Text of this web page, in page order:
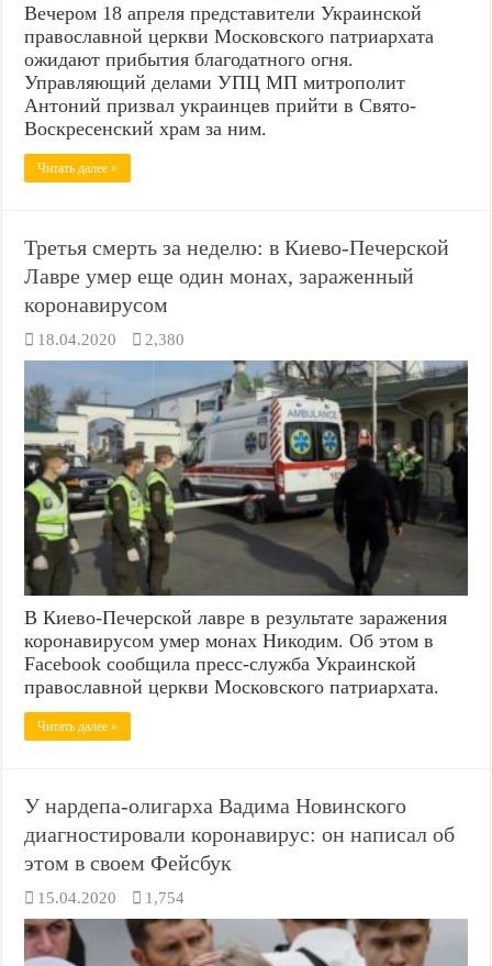
Вечером 18 апреля представители Украинской
православной церкви Московского патриархата
ожидают прибытия благодатного огня.
Управляющий делами УПЦ МП митрополит
Антоний призвал украинцев прийти в Свято-
Воскресенский храм за ним.
Читать далее »
Третья смерть за неделю: в Киево-Печерской
Лавре умер еще один монах, зараженный
коронавирусом
18.04.2020 2,380
В Киево-Печерской лавре в результате заражения
коронавирусом умер монах Никодим. Об этом в
Facebook сообщила пресс-служба Украинской
православной церкви Московского патриархата.
Читать далее »
У нардепа-олигарха Вадима Новинского
диагностировали коронавирус: он написал об
этом в своем Фейсбук
15.04.2020 1,754